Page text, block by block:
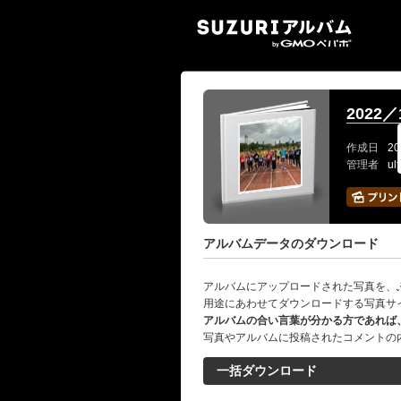
2022
作成日
管理者
アルバムデータのダウンロード
アルバムにアップロードされた写真を
用途にあわせてダウンロードする写真
アルバムの合い言葉が分かる方であれ
写真やアルバムに投稿されたコメント
一括ダウンロード